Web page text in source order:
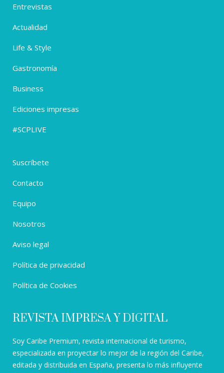
Entrevistas
Actualidad
Life & Style
Gastronomía
Business
Ediciones impresas
#SCPLIVE
Suscríbete
Contacto
Equipo
Nosotros
Aviso legal
Política de privacidad
Política de Cookies
REVISTA IMPRESA Y DIGITAL
Soy Caribe Premium, revista internacional de turismo,
especializada en proyectar lo mejor de la región del Caribe,
editada y distribuida en España, presenta lo más influyente